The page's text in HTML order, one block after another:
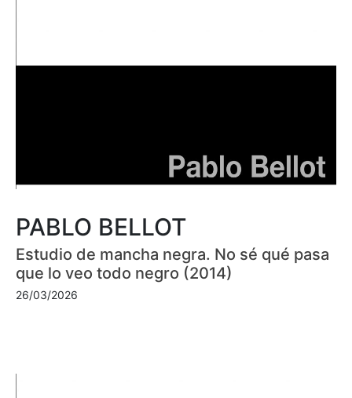
PABLO BELLOT
Estudio de mancha negra. No sé qué pasa
que lo veo todo negro (2014)
26/03/2026